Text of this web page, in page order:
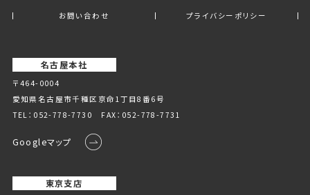
お問い合わせ
プライバシーポリシー
名古屋本社
〒464-0004
愛知県名古屋市千種区京命1丁⽬8番6号
TEL： 052-778-7730 FAX：052-778-7731
Googleマップ
東京支店